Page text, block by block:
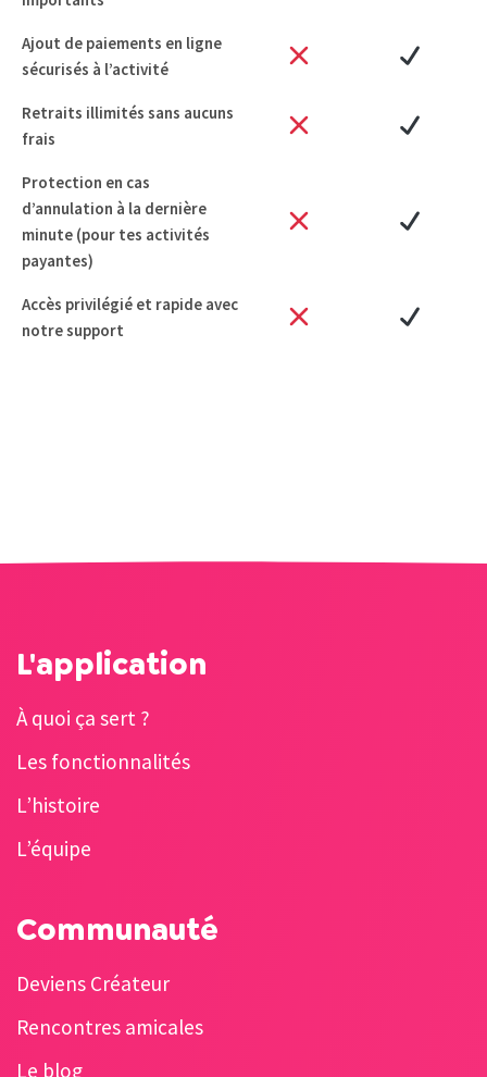
Ajout de paiements en ligne
sécurisés à l’activité
Retraits illimités sans aucuns
frais
Protection en cas
d’annulation à la dernière
minute (pour tes activités
payantes)
Accès privilégié et rapide avec
notre support
L'application
À quoi ça sert ?
Les fonctionnalités
L’histoire
L’équipe
Communauté
Deviens Créateur
Rencontres amicales
Le blog